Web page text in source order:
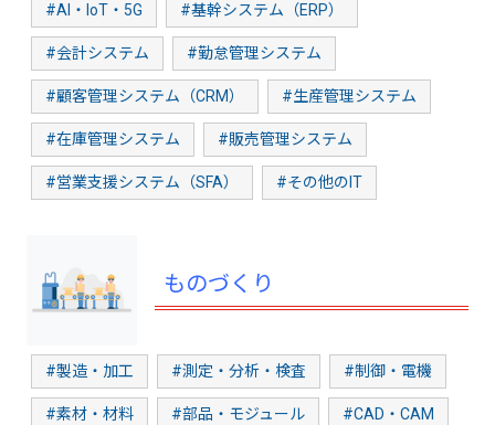
#AI・IoT・5G #基幹システム（ERP）
#会計システム #勤怠管理システム
#顧客管理システム（CRM） #生産管理システム
#在庫管理システム #販売管理システム
#営業支援システム（SFA） #その他のIT
ものづくり
#製造・加工 #測定・分析・検査 #制御・電機
#素材・材料 #部品・モジュール #CAD・CAM